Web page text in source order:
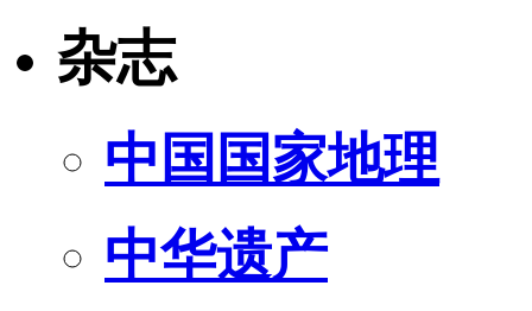
杂志
中国国家地理
中华遗产